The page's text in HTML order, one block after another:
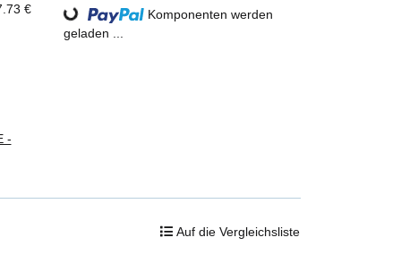
€
-
Loading...
Komponenten werden
geladen ...
Auf die Vergleichsliste